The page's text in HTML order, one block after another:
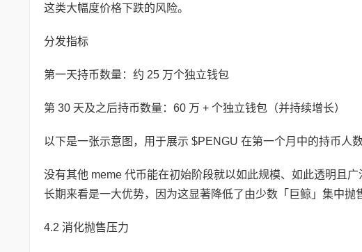
这类大幅度价格下跌的风险。
分发指标
第一天持币数量：约 25 万个独立钱包
第 30 天及之后持币数量：60 万 + 个独立钱包（并持续增长）
以下是一张示意图，用于展示 $PENGU 在第一个月中的持币人
没有其他 meme 代币能在初始阶段就以如此规模、如此透明且
长期来看是一大优势，因为这显著降低了由少数「巨鲸」集中抛
4.2 消化抛售压力